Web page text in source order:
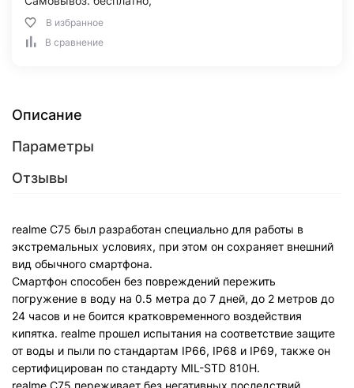
В избранное
В сравнение
Описание
Параметры
Отзывы
realme С75 был разработан специально для работы в
экстремальных условиях, при этом он сохраняет внешний
вид обычного смартфона.
Смартфон способен без повреждений пережить
погружение в воду на 0.5 метра до 7 дней, до 2 метров до
24 часов и не боится кратковременного воздействия
кипятка. realme прошел испытания на соответствие защите
от воды и пыли по стандартам IP66, IP68 и IP69, также он
сертифицирован по стандарту MIL-STD 810H.
realme C75 переживает без негативных последствий